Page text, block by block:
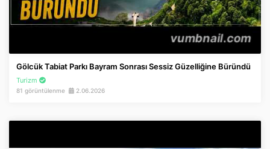
Gölcük Tabiat Parkı Bayram Sonrası Sessiz Güzelliğine Büründü
Turizm
81 görüntülenme 2.06.2026